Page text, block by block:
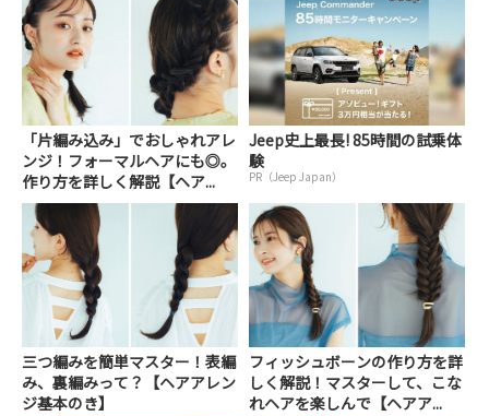
「片編み込み」でおしゃれアレ
ンジ！フォーマルヘアにも◎。
作り方を詳しく解説【ヘア...
Jeep史上最長! 85時間の試乗体
験
PR（Jeep Japan）
三つ編みを簡単マスター！表編
み、裏編みって？【ヘアアレン
ジ基本のき】
フィッシュボーンの作り方を詳
しく解説！マスターして、こな
れヘアを楽しんで【ヘアア...